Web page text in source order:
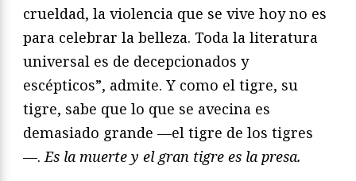
crueldad, la violencia que se vive hoy no es
para celebrar la belleza. Toda la literatura
universal es de decepcionados y
escépticos”, admite. Y como el tigre, su
tigre, sabe que lo que se avecina es
demasiado grande —el tigre de los tigres
—. Es la muerte y el gran tigre es la presa.